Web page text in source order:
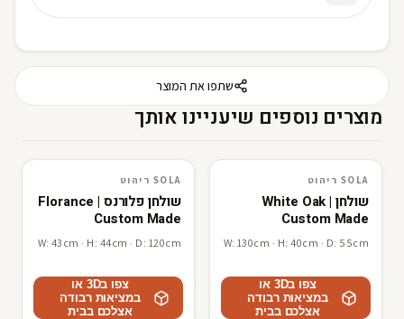
שתפו את המוצר
מוצרים נוספים שיעניינו אותך
3D · AR
SOLA ריהוט
SOLA ריהוט
שולחן White Oak |
Custom Made
W: 130cm · H: 40cm · D: 55cm
צפו ב3D או
במציאות רבודה
אצלכם בבית
3D · AR
SOLA ריהוט
SOLA ריהוט
שולחן פלורנס Florance |
Custom Made
W: 43cm · H: 44cm · D: 120cm
צפו ב3D או
במציאות רבודה
אצלכם בבית